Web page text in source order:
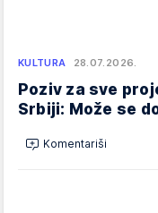
KULTURA 28.07.2026.
Poziv za sve
Srbiji: Može se
Komentariši